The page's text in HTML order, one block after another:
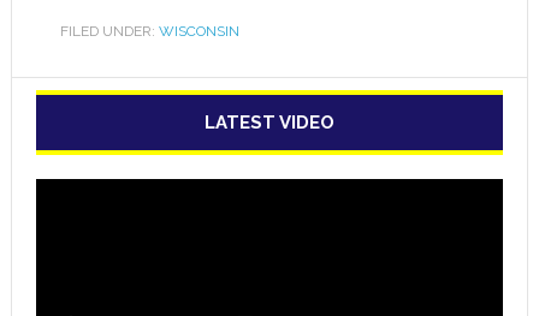
FILED UNDER: WISCONSIN
LATEST VIDEO